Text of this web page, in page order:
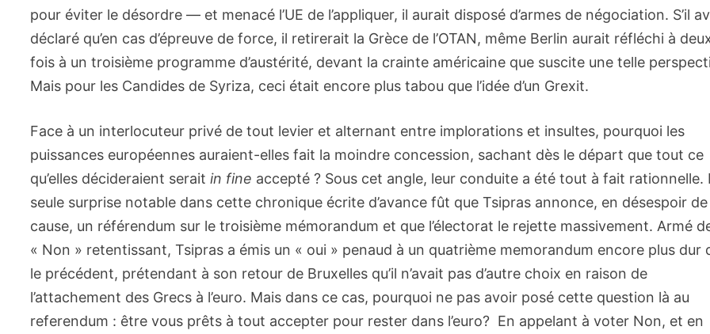
pour éviter le désordre — et menacé l’UE de l’appliquer, il aurait disposé d’armes de négociation. S’il
déclaré qu’en cas d’épreuve de force, il retirerait la Grèce de l’OTAN, même Berlin aurait réfléchi à
fois à un troisième programme d’austérité, devant la crainte américaine que suscite une telle
Mais pour les Candides de Syriza, ceci était encore plus tabou que l’idée d’un Grexit.
Face à un interlocuteur privé de tout levier et alternant entre implorations et insultes, pourquoi les
puissances européennes auraient-elles fait la moindre concession, sachant dès le départ que tout ce
qu’elles décideraient seraitin fine accepté ? Sous cet angle, leur conduite a été tout à fait rationnelle.
seule surprise notable dans cette chronique écrite d’avance fût que Tsipras annonce, en désespoir de
cause, un référendum sur le troisième mémorandum et que l’électorat le rejette massivement. Armé
« Non » retentissant, Tsipras a émis un « oui » penaud à un quatrième memorandum encore plus dur
le précédent, prétendant à son retour de Bruxelles qu’il n’avait pas d’autre choix en raison de
l’attachement des Grecs à l’euro. Mais dans ce cas, pourquoi ne pas avoir posé cette question là au
referendum : être vous prêts à tout accepter pour rester dans l’euro? En appelant à voter Non, et en